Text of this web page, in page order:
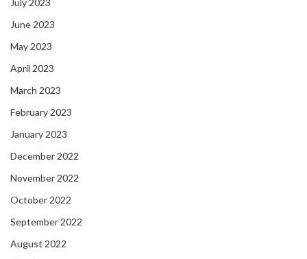
July 2023
June 2023
May 2023
April 2023
March 2023
February 2023
January 2023
December 2022
November 2022
October 2022
September 2022
August 2022